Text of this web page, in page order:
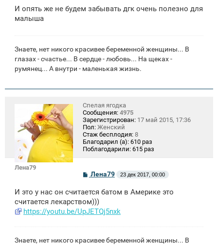
б
И опять же не будем забывать дгк очень полезно для
малыша
Знаете, нет никого красивее беременной женщины... В
глазах - счастье... В сердце - любовь... На щеках -
румянец... А внутри - маленькая жизнь.
Лена79
Спелая ягодка
Сообщения: 4975
Зарегистрирован: 17 май 2015, 17:36
Пол: Женский
Стаж бесплодия: 8
Благодарил (а): 610 раз
Поблагодарили: 615 раз
С
о
б
щ
е
н
Лена79 23 дек 2017, 00:00
И это у нас он считается батом в Америке это
считается лекарством)))
https://youtu.be/UpJETQj5nxk
Знаете, нет никого красивее беременной женщины... В